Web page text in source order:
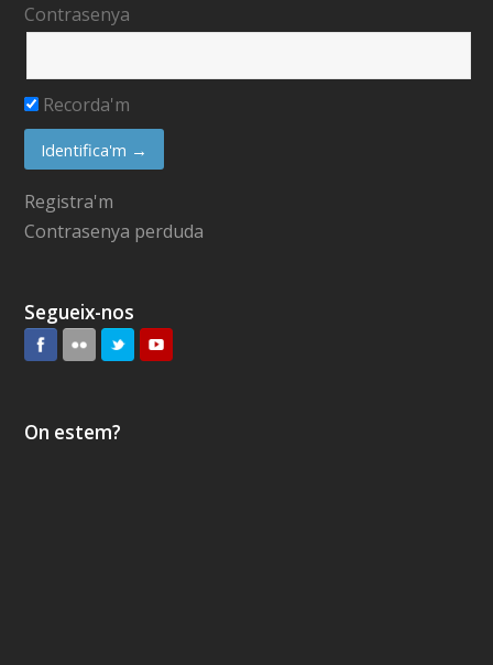
Contrasenya
Recorda'm
Registra'm
Contrasenya perduda
Segueix-nos
On estem?